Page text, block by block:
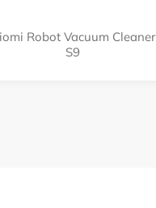
Robot Vacuum Cleaner
S9